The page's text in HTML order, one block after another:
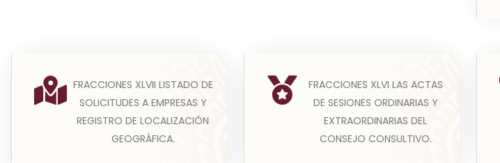
FRACCIONES XLVII LISTADO DE
SOLICITUDES A EMPRESAS Y
REGISTRO DE LOCALIZACIÓN
GEOGRÁFICA.
(A) Para efectos estadísticos, el
listado de solicitudes a las
empresas concesionaria...
Leer más
FRACCIONES XLVI LAS ACTAS
DE SESIONES ORDINARIAS Y
EXTRAORDINARIAS DEL
CONSEJO CONSULTIVO.
(A) En la presente fracción se
deberán publicar todas aquellas
actas derivadas de las...
Leer más